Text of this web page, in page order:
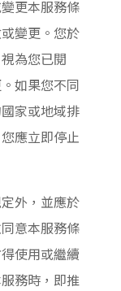
更本服務條
變更。您於
為您已閱
如果您不同
家或地域排
應立即停止
外，並應於
意本服務條
使用或繼續
務時，即推